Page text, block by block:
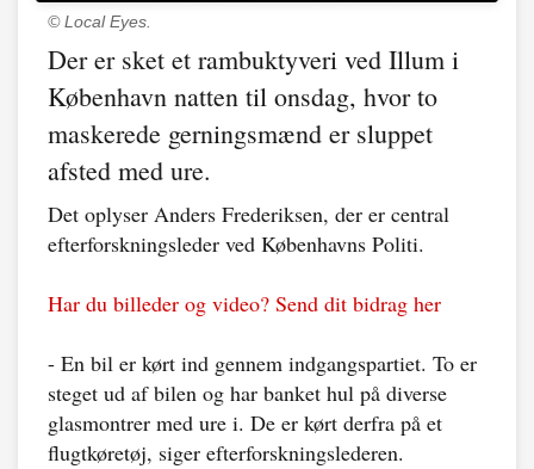
© Local Eyes.
Der er sket et rambuktyveri ved Illum i
København natten til onsdag, hvor to
maskerede gerningsmænd er sluppet
afsted med ure.
Det oplyser Anders Frederiksen, der er central
efterforskningsleder ved Københavns Politi.
Har du billeder og video? Send dit bidrag her
- En bil er kørt ind gennem indgangspartiet. To er
steget ud af bilen og har banket hul på diverse
glasmontrer med ure i. De er kørt derfra på et
flugtkøretøj, siger efterforskningslederen.